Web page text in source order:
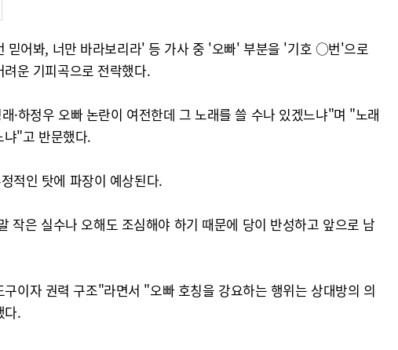
믿어봐, 너만 바라보리라' 등 가사 중 '오빠' 부분을 '기호 ○번'으로
운 기피곡으로 전락했다.
하정우 오빠 논란이 여전한데 그 노래를 쓸 수나 있겠느냐"며 "노래
"고 반문했다.
적인 탓에 파장이 예상된다.
은 실수나 오해도 조심해야 하기 때문에 당이 반성하고 앞으로 남
이자 권력 구조"라면서 "오빠 호칭을 강요하는 행위는 상대방의 의
다.